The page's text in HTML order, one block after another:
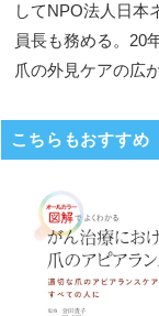
してNPO法人日本
員長も務める。20
爪の外見ケアの広
こちらもおすすめ